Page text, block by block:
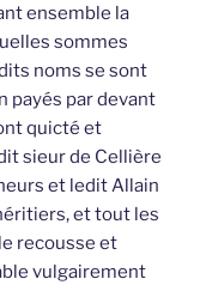
ensemble la
sommes
noms se sont
payés par devant
quicté et
sieur de Cellière
et ledit Allain
et tout les
recousse et
vulgairement